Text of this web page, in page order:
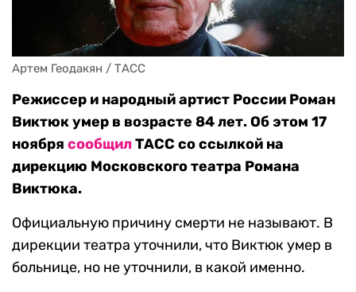
Артем Геодакян / ТАСС
Режиссер и народный артист России Роман
Виктюк умер в возрасте 84 лет. Об этом 17
ноября сообщилТАСС со ссылкой на
дирекцию Московского театра Романа
Виктюка.
Официальную причину смерти не называют. В
дирекции театра уточнили, что Виктюк умер в
больнице, но не уточнили, в какой именно.